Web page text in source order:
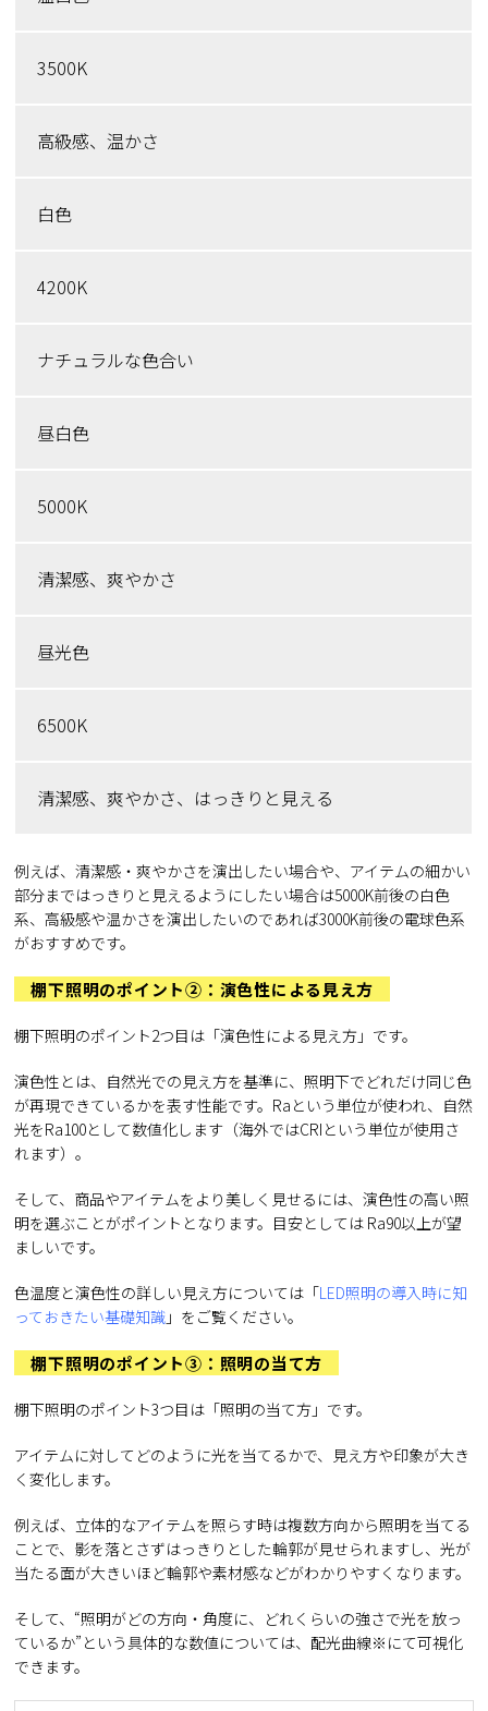
3500K
高級感、温かさ
白色
4200K
ナチュラルな色合い
昼白色
5000K
清潔感、爽やかさ
昼光色
6500K
清潔感、爽やかさ、はっきりと見える
例えば、清潔感・爽やかさを演出したい場合や、アイテムの細かい
部分まではっきりと見えるようにしたい場合は5000K前後の白色
系、高級感や温かさを演出したいのであれば3000K前後の電球色系
がおすすめです。
棚下照明のポイント②：演色性による見え方
棚下照明のポイント2つ目は「演色性による見え方」です。
演色性とは、自然光での見え方を基準に、照明下でどれだけ同じ色
が再現できているかを表す性能です。Raという単位が使われ、自然
光をRa100として数値化します（海外ではCRIという単位が使用さ
れます）。
そして、商品やアイテムをより美しく見せるには、演色性の高い照
明を選ぶことがポイントとなります。目安としては Ra90以上が望
ましいです。
色温度と演色性の詳しい見え方については「LED照明の導入時に知
っておきたい基礎知識 」をご覧ください。
棚下照明のポイント③：照明の当て方
棚下照明のポイント3つ目は「照明の当て方」です。
アイテムに対してどのように光を当てるかで、見え方や印象が大き
く変化します。
例えば、立体的なアイテムを照らす時は複数方向から照明を当てる
ことで、影を落とさずはっきりとした輪郭が見せられますし、光が
当たる面が大きいほど輪郭や素材感などがわかりやすくなります。
そして、“照明がどの方向・角度に、どれくらいの強さで光を放っ
ているか”という具体的な数値については、配光曲線※にて可視化
できます。